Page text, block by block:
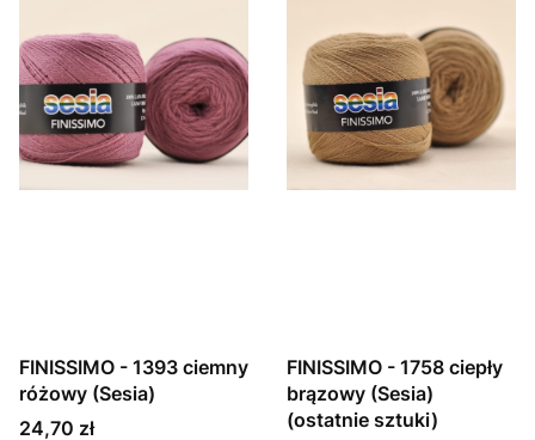
FINISSIMO - 1393 ciemny
różowy (Sesia)
Cena
24,70 zł
FINISSIMO - 1758 ciepły
brązowy (Sesia)
(ostatnie sztuki)